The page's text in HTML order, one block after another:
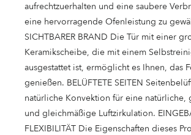
aufrechtzuerhalten und eine saubere
eine hervorragende Ofenleistung zu
SICHTBARER BRAND Die Tür mit einer
Keramikscheibe, die mit einem
ausgestattet ist, ermöglicht es Ihnen, das
genießen. BELÜFTETE SEITEN
natürliche Konvektion für eine natürliche,
und gleichmäßige Luftzirkulation.
FLEXIBILITÄT Die Eigenschaften dieses